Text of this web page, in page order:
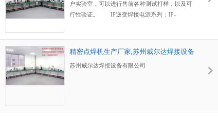
户实验室，可以进行售前各种测试打样，以及可
行性验证。 IP逆变焊接电源系列：IP-
精密点焊机生产厂家,苏州威尔达焊接设备
有限公司
苏州威尔达焊接设备有限公司